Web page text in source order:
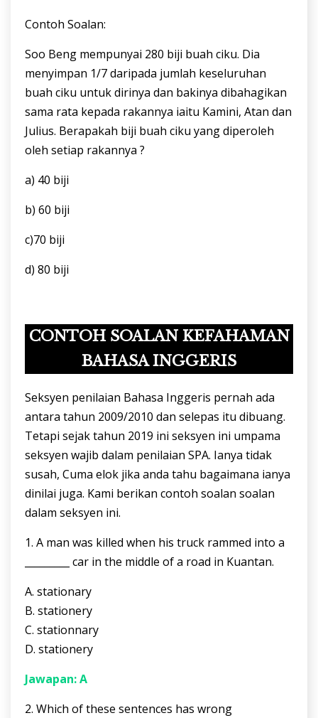
Contoh Soalan:
Soo Beng mempunyai 280 biji buah ciku. Dia
menyimpan 1/7 daripada jumlah keseluruhan
buah ciku untuk dirinya dan bakinya dibahagikan
sama rata kepada rakannya iaitu Kamini, Atan dan
Julius. Berapakah biji buah ciku yang diperoleh
oleh setiap rakannya ?
a) 40 biji
b) 60 biji
c)70 biji
d) 80 biji
CONTOH SOALAN KEFAHAMAN
BAHASA INGGERIS
Seksyen penilaian Bahasa Inggeris pernah ada
antara tahun 2009/2010 dan selepas itu dibuang.
Tetapi sejak tahun 2019 ini seksyen ini umpama
seksyen wajib dalam penilaian SPA. Ianya tidak
susah, Cuma elok jika anda tahu bagaimana ianya
dinilai juga. Kami berikan contoh soalan soalan
dalam seksyen ini.
1. A man was killed when his truck rammed into a
_________ car in the middle of a road in Kuantan.
A. stationary
B. stationery
C. stationnary
D. stationery
Jawapan: A
2. Which of these sentences has wrong